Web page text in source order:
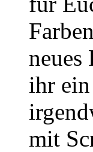
neues
ihr
mit